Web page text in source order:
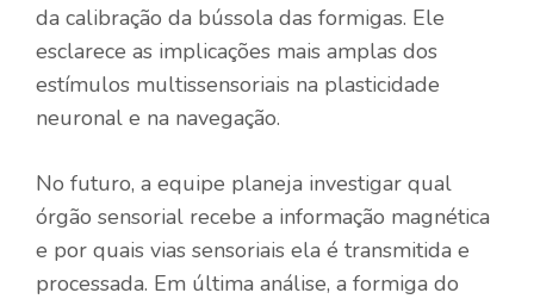
da calibração da bússola das formigas. Ele
esclarece as implicações mais amplas dos
estímulos multissensoriais na plasticidade
neuronal e na navegação.
No futuro, a equipe planeja investigar qual
órgão sensorial recebe a informação magnética
e por quais vias sensoriais ela é transmitida e
processada. Em última análise, a formiga do